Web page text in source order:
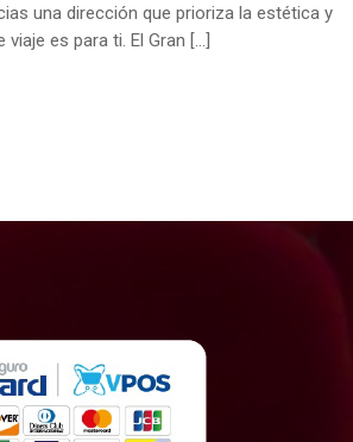
una dirección que prioriza la estética y
es para ti. El Gran […]